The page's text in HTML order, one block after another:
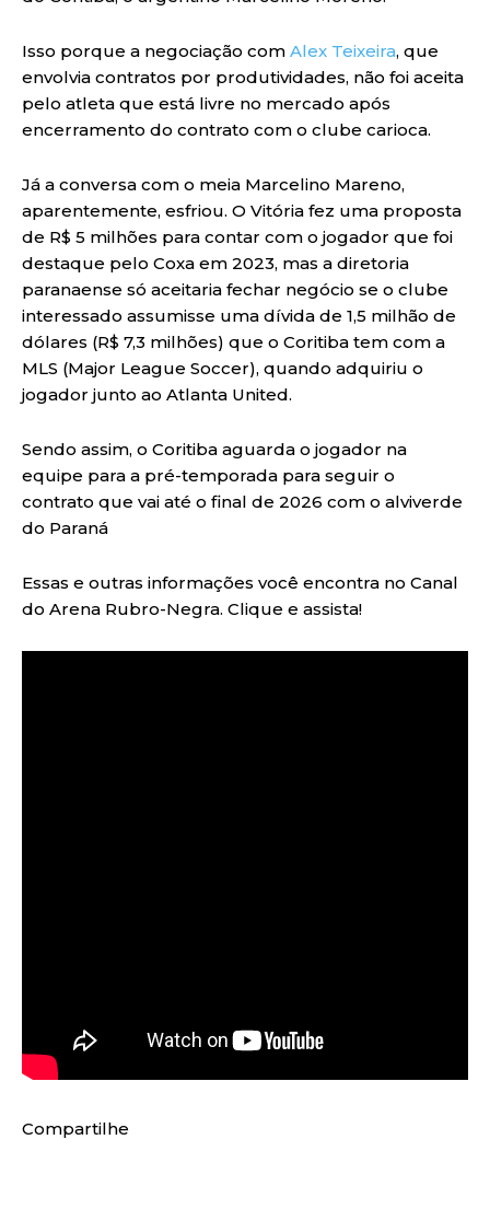
Isso porque a negociação com Alex Teixeira, que
envolvia contratos por produtividades, não foi aceita
pelo atleta que está livre no mercado após
encerramento do contrato com o clube carioca.
Já a conversa com o meia Marcelino Mareno,
aparentemente, esfriou. O Vitória fez uma proposta
de R$ 5 milhões para contar com o jogador que foi
destaque pelo Coxa em 2023, mas a diretoria
paranaense só aceitaria fechar negócio se o clube
interessado assumisse uma dívida de 1,5 milhão de
dólares (R$ 7,3 milhões) que o Coritiba tem com a
MLS (Major League Soccer), quando adquiriu o
jogador junto ao Atlanta United.
Sendo assim, o Coritiba aguarda o jogador na
equipe para a pré-temporada para seguir o
contrato que vai até o final de 2026 com o alviverde
do Paraná
Essas e outras informações você encontra no Canal
do Arena Rubro-Negra. Clique e assista!
Compartilhe